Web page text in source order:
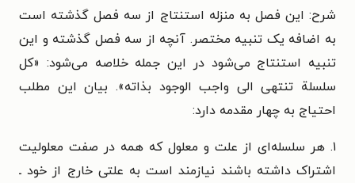
شرح: این فصل به منزله استنتاج از سه فصل گذشته است
به اضافه یک تنبیه مختصر. آنچه از سه فصل گذشته و این
تنبیه استنتاج می‌شود در این جمله خلاصه می‌شود: «کل
سلسلة تنتهی الی واجب الوجود بذاته». بیان این مطلب
احتیاج به چهار مقدمه دارد:
۱. هر سلسله‌ای از علت و معلول که همه در صفت معلولیت
اشتراک داشته باشند نیازمند است به علتی خارج از خود ـ